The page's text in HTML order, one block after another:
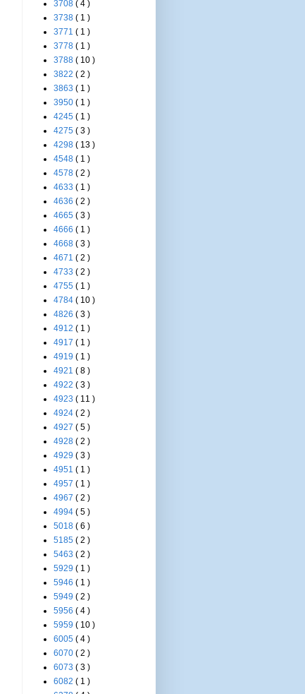
3708 ( 4 )
3738 ( 1 )
3771 ( 1 )
3778 ( 1 )
3788 ( 10 )
3822 ( 2 )
3863 ( 1 )
3950 ( 1 )
4245 ( 1 )
4275 ( 3 )
4298 ( 13 )
4548 ( 1 )
4578 ( 2 )
4633 ( 1 )
4636 ( 2 )
4665 ( 3 )
4666 ( 1 )
4668 ( 3 )
4671 ( 2 )
4733 ( 2 )
4755 ( 1 )
4784 ( 10 )
4826 ( 3 )
4912 ( 1 )
4917 ( 1 )
4919 ( 1 )
4921 ( 8 )
4922 ( 3 )
4923 ( 11 )
4924 ( 2 )
4927 ( 5 )
4928 ( 2 )
4929 ( 3 )
4951 ( 1 )
4957 ( 1 )
4967 ( 2 )
4994 ( 5 )
5018 ( 6 )
5185 ( 2 )
5463 ( 2 )
5929 ( 1 )
5946 ( 1 )
5949 ( 2 )
5956 ( 4 )
5959 ( 10 )
6005 ( 4 )
6070 ( 2 )
6073 ( 3 )
6082 ( 1 )